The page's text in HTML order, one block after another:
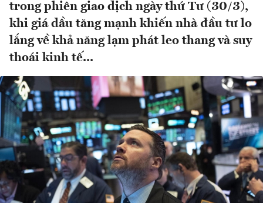
trong phiên giao dịch ngày thứ Tư (30/3),
khi giá dầu tăng mạnh khiến nhà đầu tư lo
lắng về khả năng lạm phát leo thang và suy
thoái kinh tế...